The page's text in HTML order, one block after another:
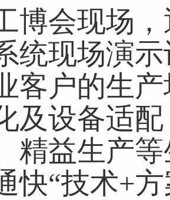
会现场，
统现场演
客户的生
及设备适
精益生产
快“技术+